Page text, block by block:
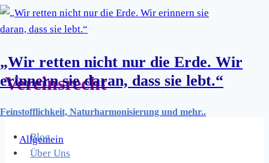
Zum
Inhalt
„Wir retten nicht nur die Erde. Wir
erinnern sie daran, dass sie lebt.“
Feinstofflichkeit, Naturharmonisierung und mehr..
Blog
Über Uns
Vereinsrecht
Allgemein